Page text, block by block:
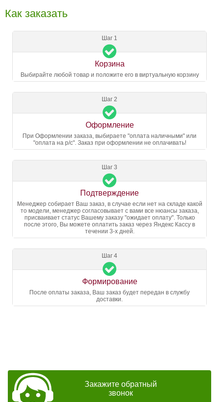
Как заказать
Шаг 1
Корзина
Выбирайте любой товар и положите его в виртуальную корзину
Шаг 2
Оформление
При Оформлении заказа, выбираете "оплата наличными" или
"оплата на р/с". Заказ при оформлении не оплачивать!
Шаг 3
Подтверждение
Менеджер собирает Ваш заказ, в случае если нет на складе какой
то модели, менеджер согласовывает с вами все нюансы заказа,
присваивает статус Вашему заказу "ожидает оплату". Только
после этого, Вы можете оплатить заказ через Яндекс Кассу в
течении 3-х дней.
Шаг 4
Формирование
После оплаты заказа, Ваш заказ будет передан в службу
доставки.
Закажите обратный
звонок